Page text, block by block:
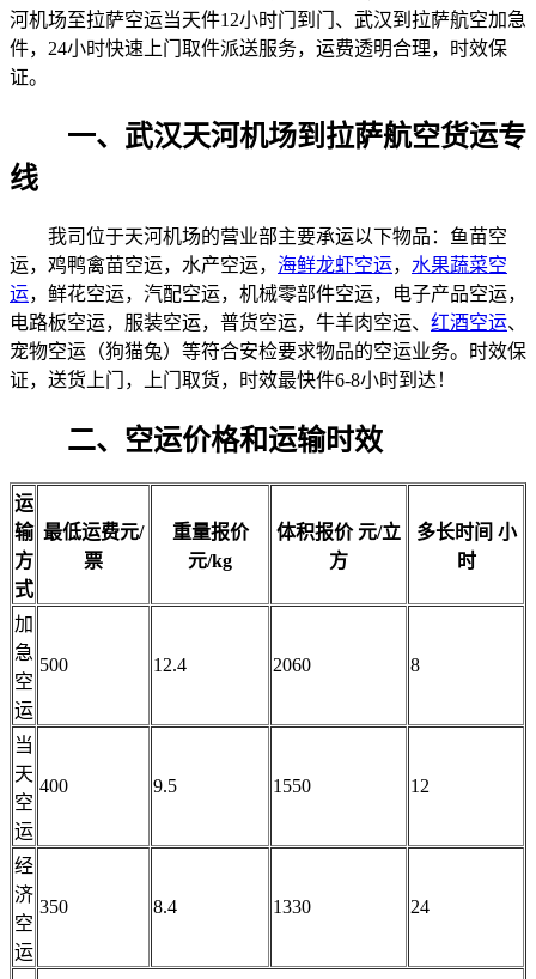
河机场至拉萨空运当天件12小时门到门、武汉到拉萨航空加急
件，24小时快速上门取件派送服务，运费透明合理，时效保
证。
一、武汉天河机场到拉萨航空货运专
线
我司位于天河机场的营业部主要承运以下物品：鱼苗空
运，鸡鸭禽苗空运，水产空运， 海鲜龙虾空运， 水果蔬菜空
运，鲜花空运，汽配空运，机械零部件空运，电子产品空运，
电路板空运，服装空运，普货空运，牛羊肉空运、 红酒空运、
宠物空运（狗猫兔）等符合安检要求物品的空运业务。时效保
证，送货上门，上门取货，时效最快件6-8小时到达！
二、空运价格和运输时效
运
输
方
式
最低运费元/
票
重量报价
元/kg
体积报价 元/立
方
多长时间 小
时
加
急
空
运
500 12.4 2060 8
当
天
空
运
400 9.5 1550 12
经
济
空
运
350 8.4 1330 24